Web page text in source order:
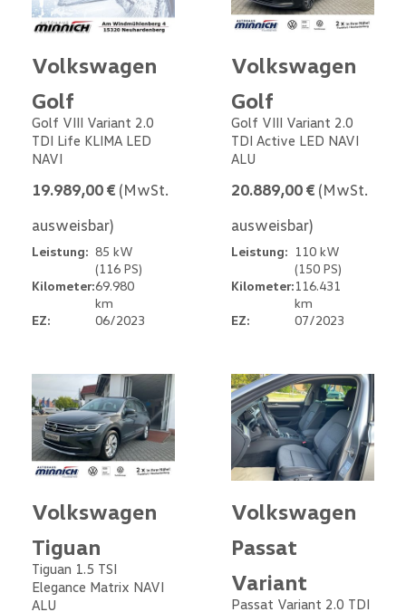
Volkswagen
Golf
Golf VIII Variant 2.0
TDI Life KLIMA LED
NAVI
19.989,00 € (MwSt.
ausweisbar)
Leistung: 85 kW
(116 PS)
Kilometer:69.980
km
EZ:
06/2023
Volkswagen
Golf
Golf VIII Variant 2.0
TDI Active LED NAVI
ALU
20.889,00 € (MwSt.
ausweisbar)
Leistung: 110 kW
(150 PS)
Kilometer:116.431
km
EZ:
07/2023
Volkswagen
Tiguan
Tiguan 1.5 TSI
Elegance Matrix NAVI
ALU
Volkswagen
Passat
Variant
Passat Variant 2.0 TDI